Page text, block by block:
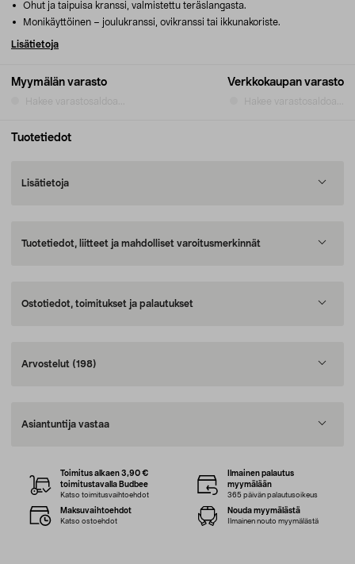
Myymälän varasto
Hakee varastosaldoa...
Verkkokaupan varasto
Hakee varastosaldoa...
Ohut ja taipuisa kranssi, valmistettu teräslangasta.
Monikäyttöinen – joulukranssi, ovikranssi tai ikkunakoriste.
Lisätietoja
Tuotetiedot
Lisätietoja
Tuotetiedot, liitteet ja mahdolliset varoitusmerkinnät
Ostotiedot, toimitukset ja palautukset
Arvostelut (198)
Asiantuntija vastaa
Toimitus alkaen 3,90 €
toimitustavalla Budbee
Katso toimitusvaihtoehdot
Ilmainen palautus
myymälään
365 päivän palautusoikeus
Maksuvaihtoehdot
Katso ostoehdot
Nouda myymälästä
Ilmainen nouto myymälästä